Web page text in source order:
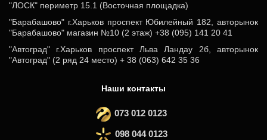
"ЛОСК" периметр 15.1 (Восточная площадка)
"Барабашово" г.Харьков проспект Юбилейный 182, авторынок
"Барабашово" магазин №10 (2 этаж) +38 (095) 141 20 41
"Автоград" г.Харьков проспект Льва Ландау 2б, авторынок
"Автоград" (2 ряд 24 место) + 38 (063) 642 35 36
Наши контакты
073 012 0123
098 044 0123